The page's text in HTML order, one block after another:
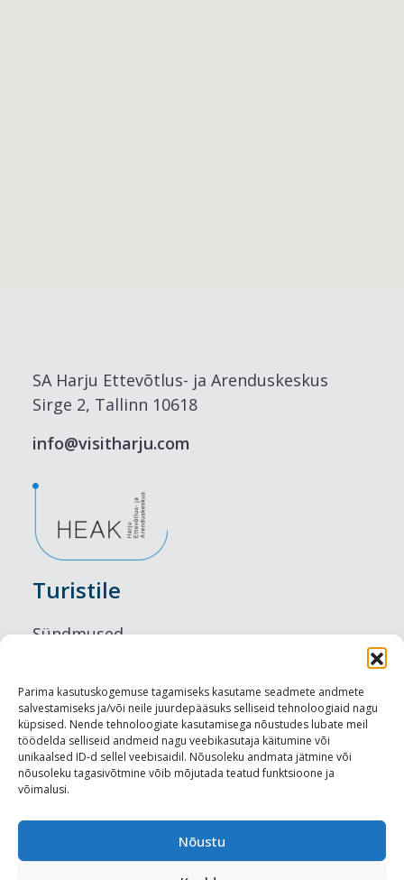
Parima kasutuskogemuse tagamiseks kasutame seadmete andmete
salvestamiseks ja/või neile juurdepääsuks selliseid tehnoloogiaid nagu
küpsised. Nende tehnoloogiate kasutamisega nõustudes lubate meil
töödelda selliseid andmeid nagu veebikasutaja käitumine või
unikaalsed ID-d sellel veebisaidil. Nõusoleku andmata jätmine või
nõusoleku tagasivõtmine võib mõjutada teatud funktsioone ja
võimalusi.
Nõustu
SA Harju Ettevõtlus- ja Arenduskeskus
Sirge 2, Tallinn 10618
info@visitharju.com
Turistile
Sündmused
Maitseelamused
Vaatamisväärsused
Visit Tallinn
Turismiprofessionaalile